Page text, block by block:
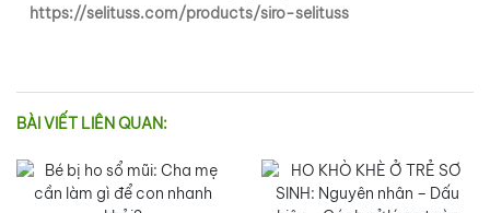
https://selituss.com/products/siro-selituss
BÀI VIẾT LIÊN QUAN: